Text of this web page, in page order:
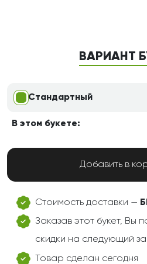
ВАРИАНТ
Стандартный
В этом букете:
Добавить в
Стоимость доставки —
Заказав этот букет, Вы
скидки на следующий
Товар сделан сегодня